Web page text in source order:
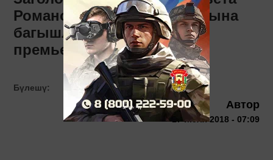
Романованың тормыш юлына
багышланган фильм
премьерасы була
Бүлешү:
Автор
17 июля 2018 - 07:09